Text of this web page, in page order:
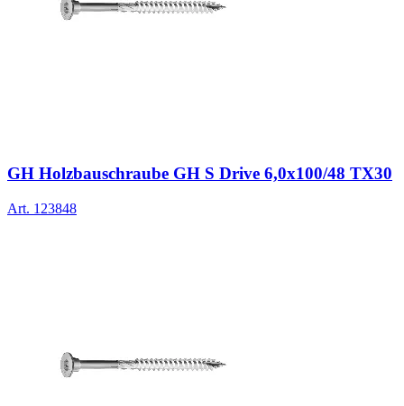
GH Holzbauschraube GH S Drive 6,0x100/48 TX30
Art. 123848